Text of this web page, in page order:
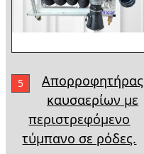
5
Απορροφητήρας
καυσαερίων με
περιστρεφόμενο
τύμπανο σε ρόδες.